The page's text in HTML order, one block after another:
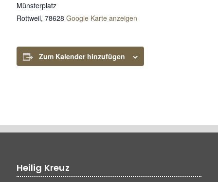
Münsterplatz
Rottweil, 78628 Google Karte anzeigen
Zum Kalender hinzufügen
Heilig Kreuz